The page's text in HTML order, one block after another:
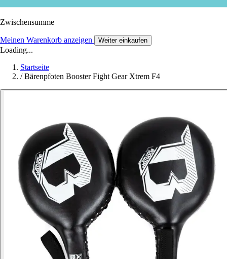
Zwischensumme
Meinen Warenkorb anzeigen Weiter einkaufen
Loading...
Startseite
/ Bärenpfoten Booster Fight Gear Xtrem F4